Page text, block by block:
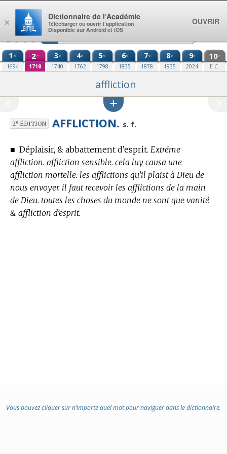
Aller au contenu
1re
1694
2e
1718
3e
1740
4e
1762
5e
1798
6e
1835
7e
1878
8e
1935
9e
2024
10e
E.C.
affliction
2eÉDITION AFFLICTION. s. f.
■ Déplaisir, & abbattement d’esprit. Extréme
affliction. affliction sensible. cela luy causa une
affliction mortelle. les afflictions qu’il plaist à Dieu de
nous envoyer. il faut recevoir les afflictions de la main
de Dieu. toutes les choses du monde ne sont que vanité
& affliction d’esprit.
Vous pouvez cliquer sur n’importe quel mot pour naviguer dans le dictionnaire.
×
Dictionnaire de l’Académie
Télécharger ou ouvrir l’application
Disponible sur Android et iOS
OUVRIR